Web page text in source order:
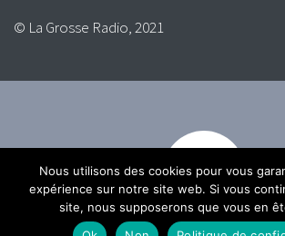
© La Grosse Radio, 2021
Nous utilisons des cookies pour vous
expérience sur notre site web. Si vous
site, nous supposerons que vous en